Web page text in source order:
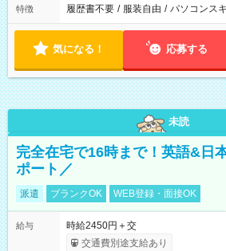
特徴 履歴書不要 / 服装自由 / パソコンス
気になる！ 応募する
未読
完全在宅で16時まで！英語&日
ポート／
派遣 ブランクOK WEB登録・面接OK
給与
時給2450円＋交
交通費別途支給あり